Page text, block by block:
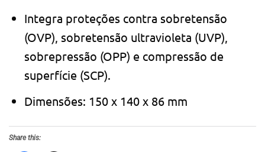
Integra proteções contra sobretensão
(OVP), sobretensão ultravioleta (UVP),
sobrepressão (OPP) e compressão de
superfície (SCP).
Dimensões: 150 x 140 x 86 mm
Share this: